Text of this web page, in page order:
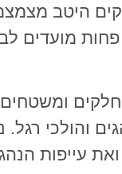
היטב
מועדים
חלקים
והולכי
עייפות